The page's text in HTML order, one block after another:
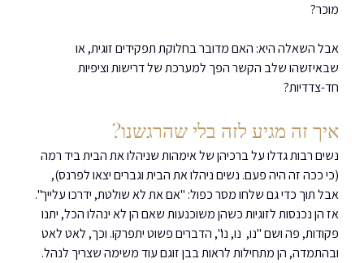
מוכר?
אבל השאלה היא: האם מדובר בחלוקת תפקידים זוגית, או
שבאיזשהו שלב הקשר הפך למערכת של דרישות וציפיות
חד-צדדיות?
איך זה מגיע לזה בלי שהרגשנו?
נשים רבות גדלו על ברכיהן של אימהות שניהלו את הבית ביד רמה
(כי ככה זה היה פעם. נשים ניהלו את הבית וגברים יצאו לפרנס),
אבל תוך כדי גם שלחו מסר כפול: "אם את לא שולטת, ידרכו עלייך".
אז הן נכנסות לזוגיות כשהן משוכנעות שאם הן לא ינהלו הכל, יתנו
פקודות, פה ושם "נו,  נו, נו", הדברים פשוט יתפרקו. וכך, לאט לאט
ובהתמדה, הן מתחילות לראות בבן זוגם עוד משימה שצריך לנהל.